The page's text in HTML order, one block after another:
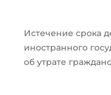
Истечение срока
иностранного
об утрате